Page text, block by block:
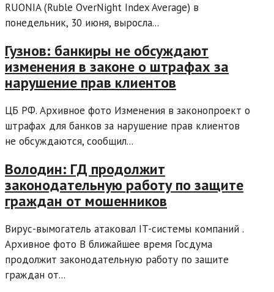
RUONIA (Ruble OverNight Index Average) в
понедельник, 30 июня, выросла...
Гузнов: банкиры не обсуждают
изменения в законе о штрафах за
нарушение прав клиентов
ЦБ РФ. Архивное фото Изменения в законопроект о
штрафах для банков за нарушение прав клиентов
не обсуждаются, сообщил...
Володин: ГД продолжит
законодательную работу по защите
граждан от мошенников
Вирус-вымогатель атаковал IT-системы компаний .
Архивное фото В ближайшее время Госдума
продолжит законодательную работу по защите
граждан от...